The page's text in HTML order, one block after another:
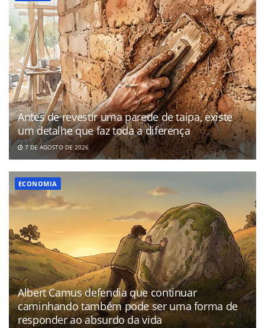
Antes de revestir uma parede de taipa, existe
um detalhe que faz toda a diferença
7 DE AGOSTO DE 2026
ECONOMIA
Albert Camus defendia que continuar
caminhando também pode ser uma forma de
responder ao absurdo da vida